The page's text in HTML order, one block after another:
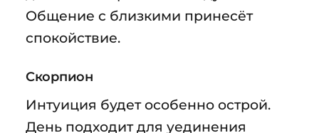
Общение с близкими принесёт
спокойствие.
Скорпион
Интуиция будет особенно острой.
День подходит для уединения